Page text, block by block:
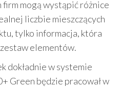
firm mogą wystąpić różnice
liczbie mieszczących
tylko informacja, która
elementów.
dokładnie w systemie
Green będzie pracował w